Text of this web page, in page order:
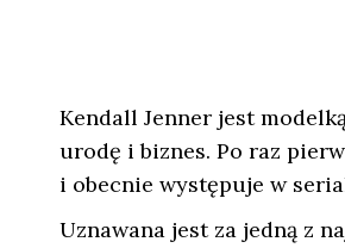
Kendall Jenner jest
urodę i biznes. Po raz
i obecnie występuje w
Uznawana jest za jedną z